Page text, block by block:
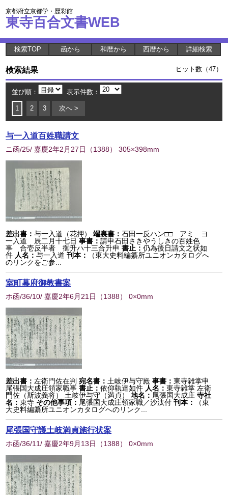
京都府立京都学・歴彩館
東寺百合文書WEB
検索TOP 函から 和暦から 西暦から 詳細検索
検索結果 ヒット数（47）
並び順： 表示件数：
1 2 3 次へ >
与一入道百姓職請文
ニ函/25/ 嘉慶2年2月27日 （1388） 305×398mm
差出書：与一入道（花押） 端裏書：石田一反ハン□□ アミ ヨ
一入道 辰二月十七日 事書：請申石田さきやうしきの百姓色
事 合壱反半者 御升ハ十三合升申書止：仍為後日請文之状如
件 人名：与一入道 刊本：
（東大史料編纂所ユニオンカタログへ
のリンクをご参...
室町幕府御教書案
ホ函/36/10/ 嘉慶2年6月21日 （1388） 0×0mm
差出書： 左衛門佐在判 宛名書： 土岐伊与守殿 事書：東寺雑掌申
尾張国大成庄領家職事 書止：依仰執達如件 人名：東寺雑掌 左衛
門佐（斯波義将） 土岐伊与守（満貞）
地名： 尾張国大成庄 寺社
名：東寺 その他事項： 尾張国大成庄領家職／沙汰付 刊本：
（東
大史料編纂所ユニオンカタログへのリンク...
尾張国守護土岐満貞施行状案
ホ函/36/11/ 嘉慶2年9月13日 （1388） 0×0mm